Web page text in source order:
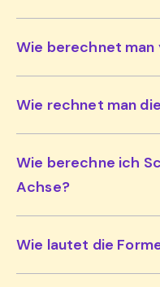
Wie berechnet man
Wie rechnet man
Wie berechne ich
Achse?
Wie lautet die